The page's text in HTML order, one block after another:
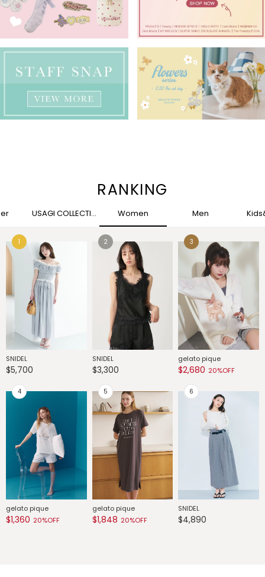
RANKING
USAGI COLLECTION Women Men
SNIDEL
$5,700
SNIDEL
$3,300
gelato pique
$2,680 20%OFF
gelato pique
$1,360 20%OFF
gelato pique
$1,848 20%OFF
SNIDEL
$4,890